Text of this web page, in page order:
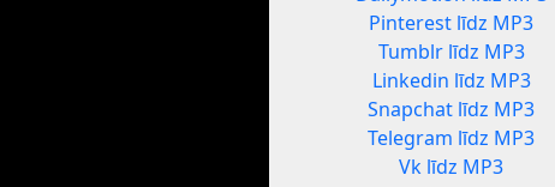
Pinterest līdz MP3
Tumblr līdz MP3
Linkedin līdz MP3
Snapchat līdz MP3
Telegram līdz MP3
Vk līdz MP3